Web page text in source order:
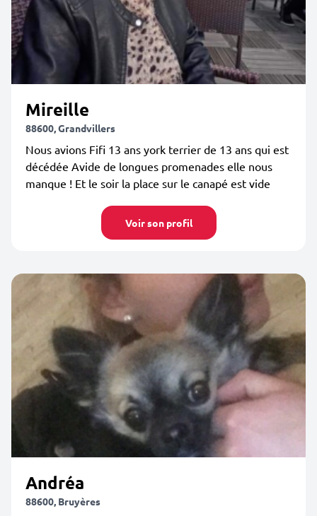
Mireille
88600, Grandvillers
Nous avions Fifi 13 ans york terrier de 13 ans qui est
décédée Avide de longues promenades elle nous
manque ! Et le soir la place sur le canapé est vide
Voir son profil
Andréa
88600, Bruyères